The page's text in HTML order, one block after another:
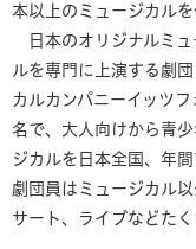
本以上のミュージカルを
日本のオリジナルミュ
ルを専門に上演する劇
カルカンパニーイッツ
名で、大人向けから青
ジカルを日本全国、年
劇団員はミュージカル
サート、ライブなどたく